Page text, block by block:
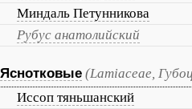
Миндаль Петунникова
Рубус анатолийский
Яснотковые (Lamiaceae,
Иссоп тяньшанский